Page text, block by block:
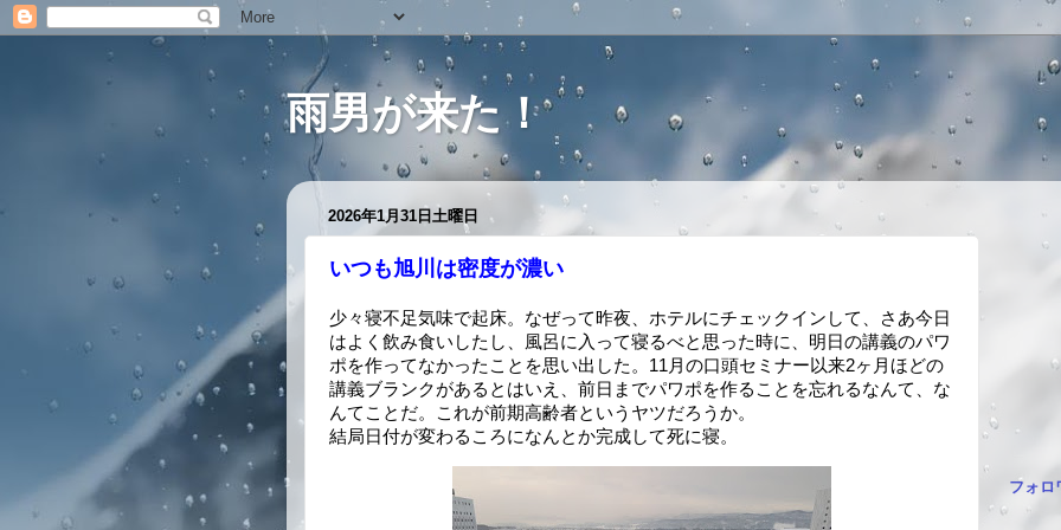
雨男が来た！
2026年1月31日土曜日
いつも旭川は密度が濃い
少々寝不足気味で起床。なぜって昨夜、ホテルにチェックインして、さあ今日
はよく飲み食いしたし、風呂に入って寝るべと思った時に、明日の講義のパワ
ポを作ってなかったことを思い出した。11月の口頭セミナー以来2ヶ月ほどの
講義ブランクがあるとはいえ、前日までパワポを作ることを忘れるなんて、な
んてことだ。これが前期高齢者というヤツだろうか。
結局日付が変わるころになんとか完成して死に寝。
フォロ